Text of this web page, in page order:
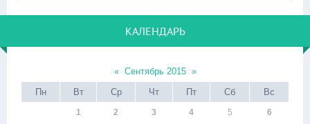
КАЛЕНДАРЬ
« Сентябрь 2015 »
Пн
Вт Ср Чт Пт Сб Вс
1 2 3 4 5 6